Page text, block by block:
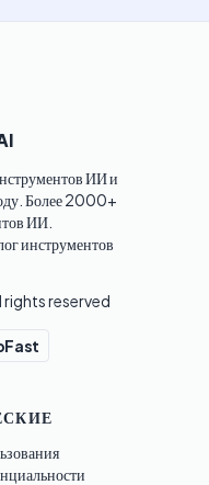
ИИ и
Более 2000+
ИИ.
инструментов
rights reserved